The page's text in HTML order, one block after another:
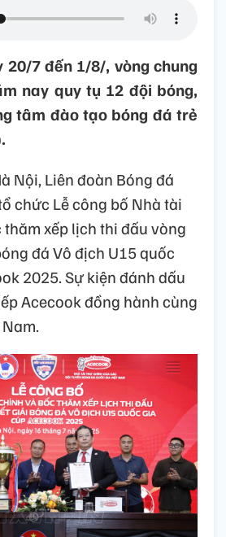
20/7 đến 1/8/, vòng chung
nay quy tụ 12 đội bóng,
tâm đào tạo bóng đá trẻ
Nội, Liên đoàn Bóng đá
chức Lễ công bố Nhà tài
xếp lịch thi đấu vòng
đá Vô địch U15 quốc
2025. Sự kiện đánh dấu
Acecook đồng hành cùng